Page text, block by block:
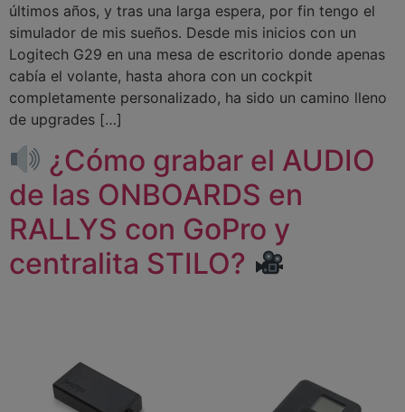
últimos años, y tras una larga espera, por fin tengo el
simulador de mis sueños. Desde mis inicios con un
Logitech G29 en una mesa de escritorio donde apenas
cabía el volante, hasta ahora con un cockpit
completamente personalizado, ha sido un camino lleno
de upgrades […]
¿Cómo grabar el AUDIO
de las ONBOARDS en
RALLYS con GoPro y
centralita STILO?